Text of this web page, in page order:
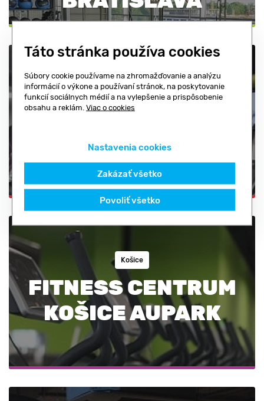
Žilina
FITNESS CENTRUM
ŽILINA AUPARK
Košice
FITNESS CENTRUM
KOŠICE AUPARK
Táto stránka používa cookies
Súbory cookie používame na zhromažďovanie a analýzu
informácií o výkone a používaní stránok, na poskytovanie
funkcií sociálnych médií a na vylepšenie a prispôsobenie
obsahu a reklám. Viac o cookies
Nastavenia cookies
Zakázať všetko
Povoliť všetko